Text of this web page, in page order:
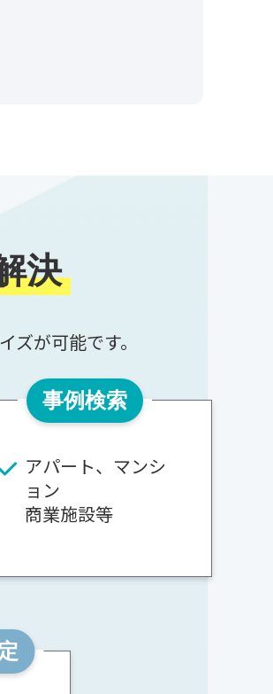
決
が可能です。
事例検索
アパート、マンシ
ョン
商業施設等